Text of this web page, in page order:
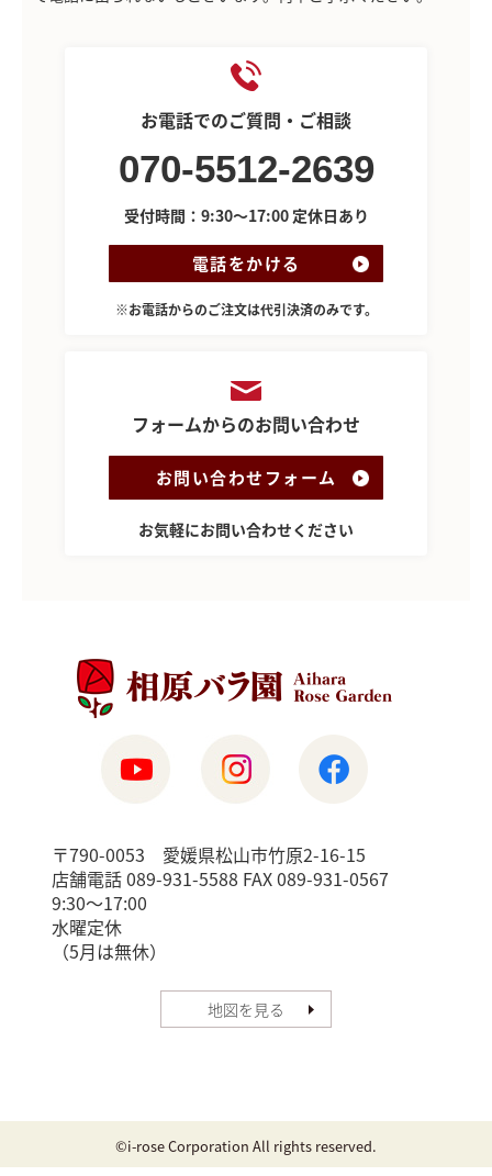
お電話でのご質問・ご相談
070-5512-2639
受付時間：9:30～17:00 定休日あり
電話をかける
※お電話からのご注文は代引決済のみです。
フォームからのお問い合わせ
お問い合わせフォーム
お気軽にお問い合わせください
〒790-0053 愛媛県松山市竹原2-16-15
店舗電話 089-931-5588 FAX 089-931-0567
9:30〜17:00
水曜定休
（5月は無休）
地図を見る
©i-rose Corporation All rights reserved.